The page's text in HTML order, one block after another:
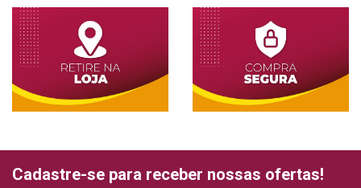
Cadastre-se para receber nossas ofertas!